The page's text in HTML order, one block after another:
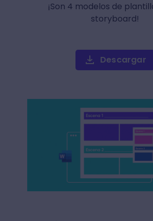
¡Son 4 modelos de
storyboard!
Descargar